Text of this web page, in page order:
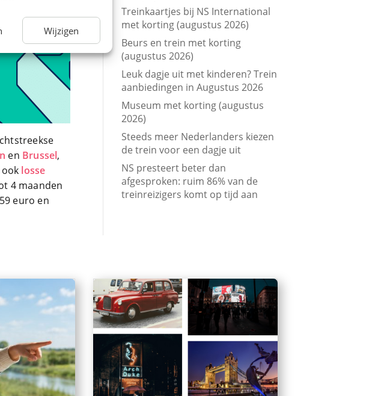
Wijzigen
en Brussel,
losse
4 maanden
euro en
Treinkaartjes bij NS International
met korting (augustus 2026)
Beurs en trein met korting
(augustus 2026)
Leuk dagje uit met kinderen? Trein
aanbiedingen in Augustus 2026
Museum met korting (augustus
2026)
Steeds meer Nederlanders kiezen
de trein voor een dagje uit
NS presteert beter dan
afgesproken: ruim 86% van de
treinreizigers komt op tijd aan